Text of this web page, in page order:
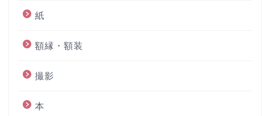
紙
額縁・額装
撮影
本